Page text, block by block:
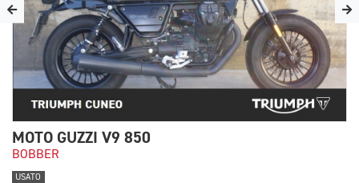
MOTO GUZZI V9 850
BOBBER
USATO